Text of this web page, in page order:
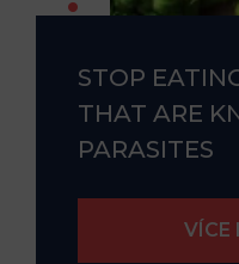
STOP
THAT ARE
PARASITES